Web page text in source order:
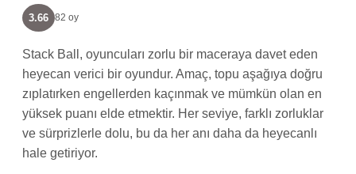
3.66 82 oy
Stack Ball, oyuncuları zorlu bir maceraya davet eden
heyecan verici bir oyundur. Amaç, topu aşağıya doğru
zıplatırken engellerden kaçınmak ve mümkün olan en
yüksek puanı elde etmektir. Her seviye, farklı zorluklar
ve sürprizlerle dolu, bu da her anı daha da heyecanlı
hale getiriyor.